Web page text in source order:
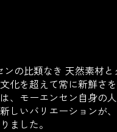
ンの比類なき 天然素材と
化を超えて常に新鮮さを
、モーエンセン自身の人
しいバリエーションが、
ました。